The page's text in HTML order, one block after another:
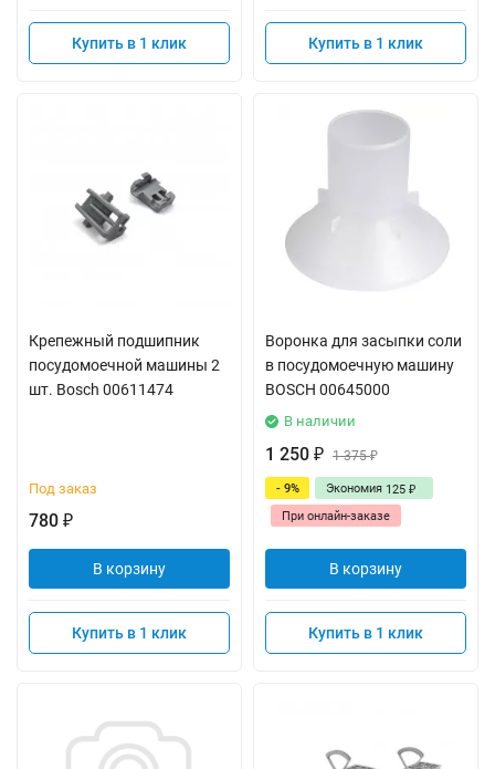
Купить в 1 клик Купить в 1 клик
Крепежный подшипник
посудомоечной машины 2
шт. Bosch 00611474
Под заказ
780 ₽
В корзину
Купить в 1 клик
Воронка для засыпки соли
в посудомоечную машину
BOSCH 00645000
В наличии
1 250 ₽ 1 375₽
- 9% Экономия 125 ₽
При онлайн-заказе
В корзину
Купить в 1 клик